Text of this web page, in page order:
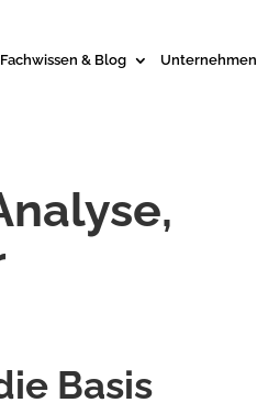
Fachwissen & Blog Unternehmen
Basis